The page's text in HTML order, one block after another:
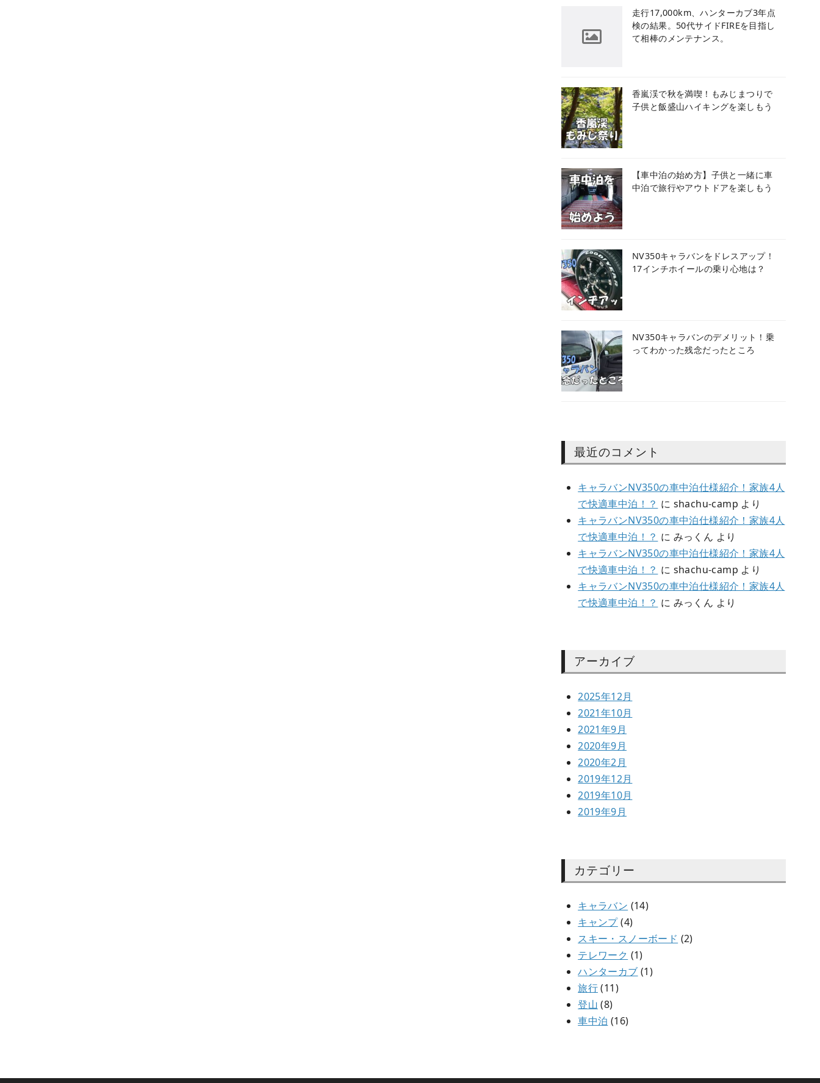
​走行17,000km、ハンターカブ3年点
検の結果。50代サイドFIREを目指し
て相棒のメンテナンス。
香嵐渓で秋を満喫！もみじまつりで
子供と飯盛山ハイキングを楽しもう
【車中泊の始め方】子供と一緒に車
中泊で旅行やアウトドアを楽しもう
NV350キャラバンをドレスアップ！
17インチホイールの乗り心地は？
NV350キャラバンのデメリット！乗
ってわかった残念だったところ
最近のコメント
キャラバンNV350の車中泊仕様紹介！家族4人
で快適車中泊！？ に shachu-camp より
キャラバンNV350の車中泊仕様紹介！家族4人
で快適車中泊！？ に みっくん より
キャラバンNV350の車中泊仕様紹介！家族4人
で快適車中泊！？ に shachu-camp より
キャラバンNV350の車中泊仕様紹介！家族4人
で快適車中泊！？ に みっくん より
アーカイブ
2025年12月
2021年10月
2021年9月
2020年9月
2020年2月
2019年12月
2019年10月
2019年9月
カテゴリー
キャラバン (14)
キャンプ(4)
スキー・スノーボード (2)
テレワーク (1)
ハンターカブ (1)
旅行(11)
登山 (8)
車中泊 (16)